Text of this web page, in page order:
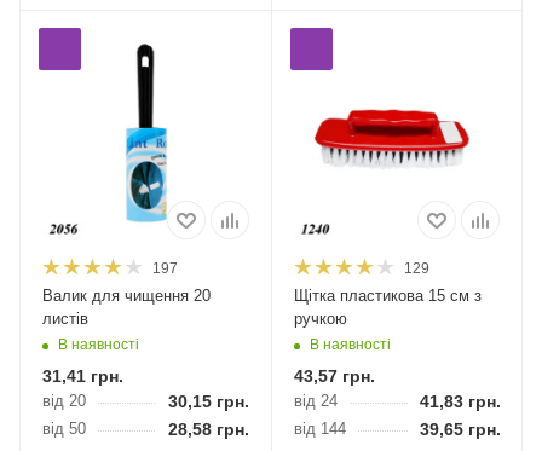
197
Валик для чищення 20
листів
В наявності
31,41 грн.
від 20 30,15 грн.
від 50 28,58 грн.
129
Щітка пластикова 15 см з
ручкою
В наявності
43,57грн.
від 24 41,83грн.
від 144 39,65грн.